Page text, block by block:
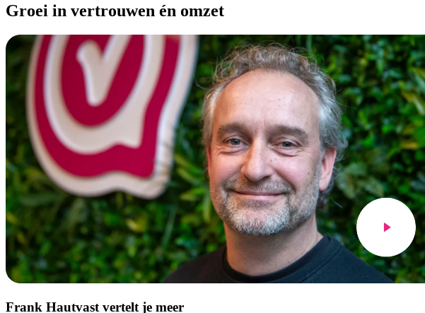
Groei in vertrouwen én omzet
Frank Hautvast vertelt je meer